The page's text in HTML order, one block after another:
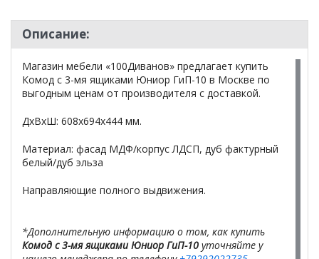
Описание:
Магазин мебели «100Диванов» предлагает купить
Комод с 3-мя ящиками Юниор ГиП-10 в Москве по
выгодным ценам от производителя с доставкой.
ДхВхШ: 608х694х444 мм.
Материал: фасад МДФ/корпус ЛДСП, дуб фактурный
белый/дуб эльза
Направляющие полного выдвижения.
*Дополнительную информацию о том, как купить
Комод с 3-мя ящиками Юниор ГиП-10 уточняйте у